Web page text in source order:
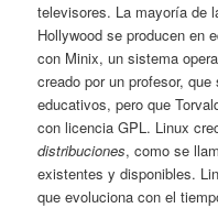
televisores. La mayoría de
Hollywood se producen en
con Minix, un sistema
creado por un profesor,
educativos, pero que
con licencia GPL. Linux
distribuciones, como se
existentes y disponibles.
que evoluciona con el